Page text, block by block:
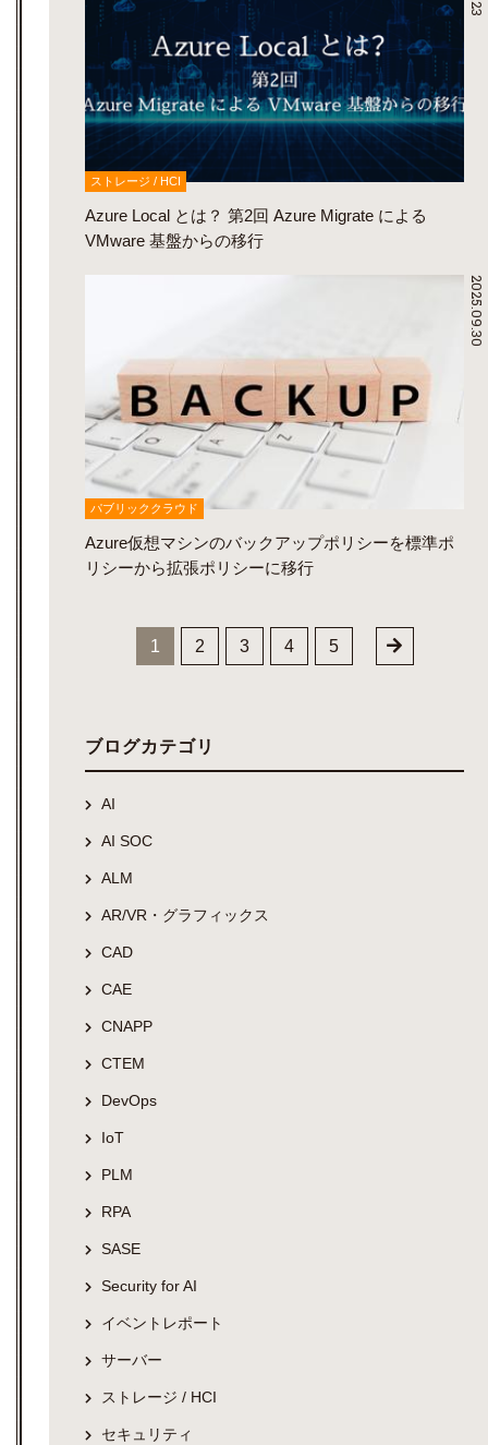
ストレージ / HCI
Azure Local とは？ 第2回 Azure Migrate による
VMware 基盤からの移行
2025.09.30
パブリッククラウド
Azure仮想マシンのバックアップポリシーを標準ポ
リシーから拡張ポリシーに移行
1 2 3 4 5
ブログカテゴリ
AI
AI SOC
ALM
AR/VR・グラフィックス
CAD
CAE
CNAPP
CTEM
DevOps
IoT
PLM
RPA
SASE
Security for AI
イベントレポート
サーバー
ストレージ / HCI
セキュリティ